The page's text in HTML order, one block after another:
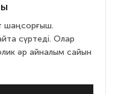
шаңсорғыш.
сүртеді. Олар
әр айналым сайын